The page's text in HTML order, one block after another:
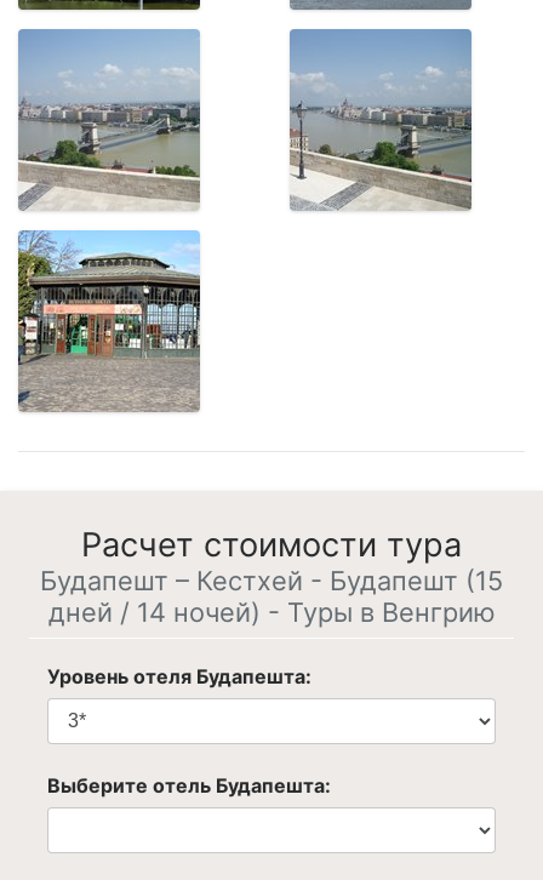
Расчет стоимости тура
Будапешт – Кестхей - Будапешт (15
дней / 14 ночей) - Туры в Венгрию
Уровень отеля Будапешта:
Выберите отель Будапешта: